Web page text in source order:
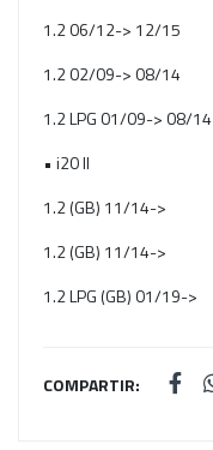
1.2 06/12-> 12/15
1.2 02/09-> 08/14
1.2 LPG 01/09-> 08/14
• i20 II
1.2 (GB) 11/14->
1.2 (GB) 11/14->
1.2 LPG (GB) 01/19->
COMPARTIR: